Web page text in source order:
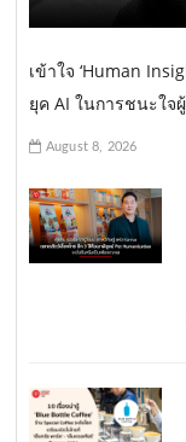
เข้าใจ ‘Human
ยุค AI ในการชนะใจ
August 8, 2026